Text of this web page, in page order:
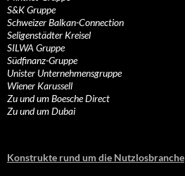
S&K Gruppe
Schweizer Balkan-Connection
Seligenstädter Kreisel
SILWA Gruppe
Südfinanz-Gruppe
Unister Unternehmensgruppe
Wiener Karussell
Zu und um Boesche Direct
Zu und um Dubai
Konstrukte rund um die Nutzlosbranche